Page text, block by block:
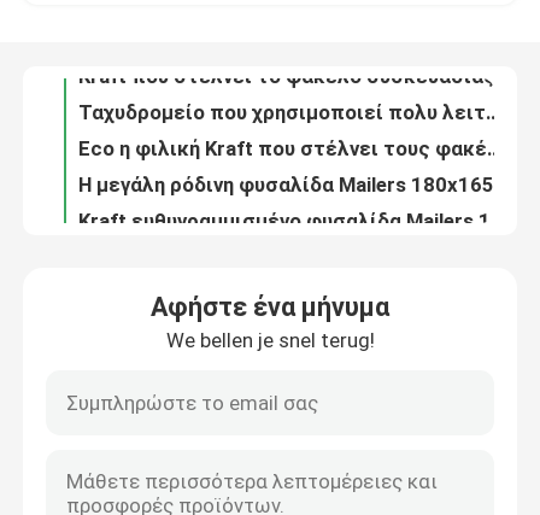
Επισκέψεις στο εργοστάσιο
Έλεγχος ποιότητας
Τσάντες αλληλογραφίας φυσαλίδας
Αφήστε ένα μήνυμα
We bellen je snel terug!